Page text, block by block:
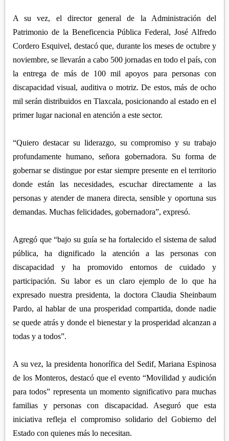
A su vez, el director general de la Administración del
Patrimonio de la Beneficencia Pública Federal, José Alfredo
Cordero Esquivel, destacó que, durante los meses de octubre y
noviembre, se llevarán a cabo 500 jornadas en todo el país, con
la entrega de más de 100 mil apoyos para personas con
discapacidad visual, auditiva o motriz. De estos, más de ocho
mil serán distribuidos en Tlaxcala, posicionando al estado en el
primer lugar nacional en atención a este sector.
“Quiero destacar su liderazgo, su compromiso y su trabajo
profundamente humano, señora gobernadora. Su forma de
gobernar se distingue por estar siempre presente en el territorio
donde están las necesidades, escuchar directamente a las
personas y atender de manera directa, sensible y oportuna sus
demandas. Muchas felicidades, gobernadora”, expresó.
Agregó que “bajo su guía se ha fortalecido el sistema de salud
pública, ha dignificado la atención a las personas con
discapacidad y ha promovido entornos de cuidado y
participación. Su labor es un claro ejemplo de lo que ha
expresado nuestra presidenta, la doctora Claudia Sheinbaum
Pardo, al hablar de una prosperidad compartida, donde nadie
se quede atrás y donde el bienestar y la prosperidad alcanzan a
todas y a todos”.
A su vez, la presidenta honorífica del Sedif, Mariana Espinosa
de los Monteros, destacó que el evento “Movilidad y audición
para todos” representa un momento significativo para muchas
familias y personas con discapacidad. Aseguró que esta
iniciativa refleja el compromiso solidario del Gobierno del
Estado con quienes más lo necesitan.